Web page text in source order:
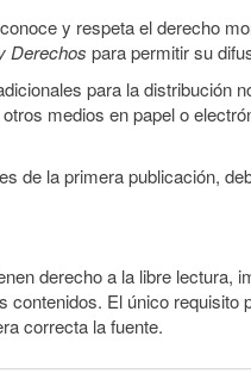
y respeta el derecho
Derechos para permitir su
para la distribución
medios en papel o
de la primera publicación,
derecho a la libre lectura,
El único
correcta la fuente.